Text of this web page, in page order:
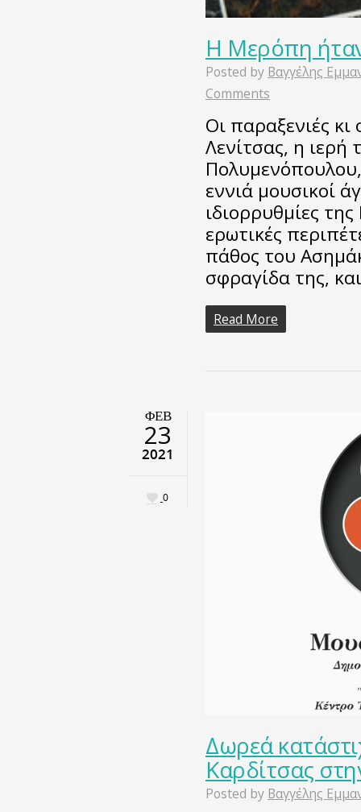
Η Μερόπη
Posted by Βαγγέλης
Comments
Οι παραξενιές κι
Λενίτσας, η ιερή
εννιά μουσικοί
ιδιορρυθμίες
ερωτικές
πάθος του
σφραγίδα της,
Read More
ΦΕΒ
23
2021
0
Δωρεά
Καρδίτσας
Posted by Βαγγέλης